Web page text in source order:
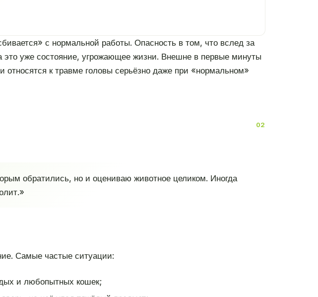
с нормальной работы. Опасность в том, что вслед за
уже состояние, угрожающее жизни. Внешне в первые минуты
относятся к травме головы серьёзно даже при «нормальном»
обратились, но и оцениваю животное целиком. Иногда
Самые частые ситуации:
и любопытных кошек;